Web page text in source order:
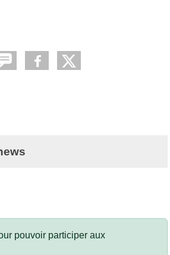
pouvoir participer aux